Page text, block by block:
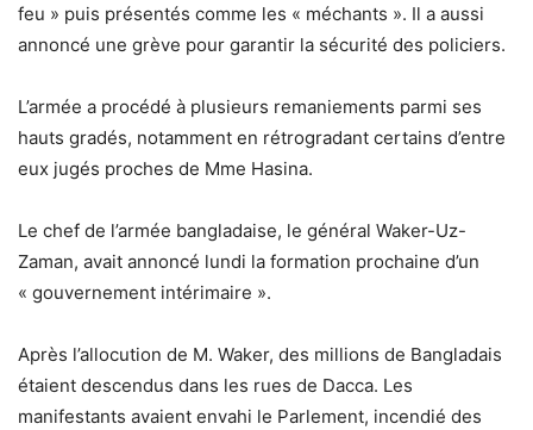
feu » puis présentés comme les « méchants ». Il a aussi
annoncé une grève pour garantir la sécurité des policiers.
L’armée a procédé à plusieurs remaniements parmi ses
hauts gradés, notamment en rétrogradant certains d’entre
eux jugés proches de Mme Hasina.
Le chef de l’armée bangladaise, le général Waker-Uz-
Zaman, avait annoncé lundi la formation prochaine d’un
« gouvernement intérimaire ».
Après l’allocution de M. Waker, des millions de Bangladais
étaient descendus dans les rues de Dacca. Les
manifestants avaient envahi le Parlement, incendié des